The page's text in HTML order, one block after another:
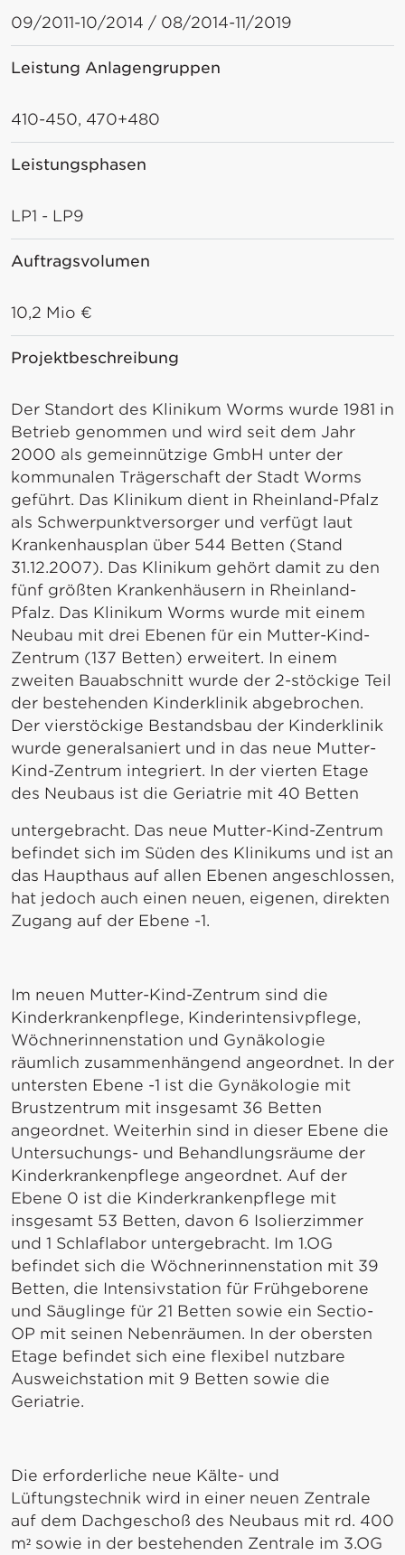
09/2011-10/2014 / 08/2014-11/2019
Leistung Anlagengruppen
410-450, 470+480
Leistungsphasen
LP1 - LP9
Auftragsvolumen
10,2 Mio €
Projektbeschreibung
Der Standort des Klinikum Worms wurde 1981 in
Betrieb genommen und wird seit dem Jahr
2000 als gemeinnützige GmbH unter der
kommunalen Trägerschaft der Stadt Worms
geführt. Das Klinikum dient in Rheinland-Pfalz
als Schwerpunktversorger und verfügt laut
Krankenhausplan über 544 Betten (Stand
31.12.2007). Das Klinikum gehört damit zu den
fünf größten Krankenhäusern in Rheinland-
Pfalz. Das Klinikum Worms wurde mit einem
Neubau mit drei Ebenen für ein Mutter-Kind-
Zentrum (137 Betten) erweitert. In einem
zweiten Bauabschnitt wurde der 2-stöckige Teil
der bestehenden Kinderklinik abgebrochen.
Der vierstöckige Bestandsbau der Kinderklinik
wurde generalsaniert und in das neue Mutter-
Kind-Zentrum integriert. In der vierten Etage
des Neubaus ist die Geriatrie mit 40 Betten
untergebracht. Das neue Mutter-Kind-Zentrum
befindet sich im Süden des Klinikums und ist an
das Haupthaus auf allen Ebenen angeschlossen,
hat jedoch auch einen neuen, eigenen, direkten
Zugang auf der Ebene -1.
Im neuen Mutter-Kind-Zentrum sind die
Kinderkrankenpflege, Kinderintensivpflege,
Wöchnerinnenstation und Gynäkologie
räumlich zusammenhängend angeordnet. In der
untersten Ebene -1 ist die Gynäkologie mit
Brustzentrum mit insgesamt 36 Betten
angeordnet. Weiterhin sind in dieser Ebene die
Untersuchungs- und Behandlungsräume der
Kinderkrankenpflege angeordnet. Auf der
Ebene 0 ist die Kinderkrankenpflege mit
insgesamt 53 Betten, davon 6 Isolierzimmer
und 1 Schlaflabor untergebracht. Im 1.OG
befindet sich die Wöchnerinnenstation mit 39
Betten, die Intensivstation für Frühgeborene
und Säuglinge für 21 Betten sowie ein Sectio-
OP mit seinen Nebenräumen. In der obersten
Etage befindet sich eine flexibel nutzbare
Ausweichstation mit 9 Betten sowie die
Geriatrie.
Die erforderliche neue Kälte- und
Lüftungstechnik wird in einer neuen Zentrale
auf dem Dachgeschoß des Neubaus mit rd. 400
m² sowie in der bestehenden Zentrale im 3.OG